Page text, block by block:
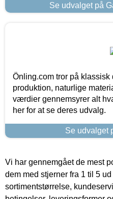
Se udvalget på
Önling.com tror på
produktion, naturlige
værdier gennemsyrer alt
her for at se deres udvalg.
Se udvalget
Vi har gennemgået de mest
dem med stjerner fra 1 til 5
sortimentstørrelse,